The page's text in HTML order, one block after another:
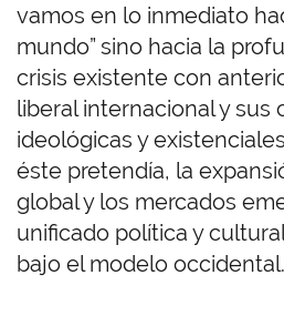
vamos en lo inmediato
mundo” sino hacia la
crisis existente con
liberal internacional y sus
ideológicas y
éste pretendía, la
global y los mercados
unificado política y
bajo el modelo occidental.